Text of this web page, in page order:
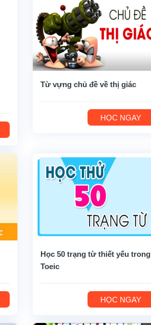
Từ vựng chủ đề về thị giác
HỌC NGAY
Học 50 trạng từ thiết yếu trong
Toeic
HỌC NGAY